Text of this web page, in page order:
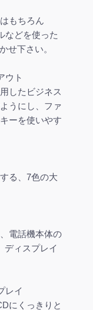
もちろん
などを使った
せ下さい。
ウト
したビジネス
うにし、ファ
ーを使いやす
る、7色の大
電話機本体の
ディスプレイ
レイ
にくっきりと